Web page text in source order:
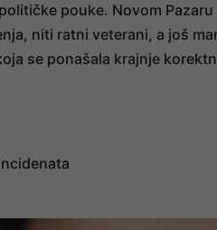
pouke. Novom
niti ratni veterani, a još
se ponašala krajnje